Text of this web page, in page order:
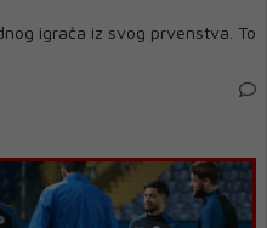
igrača iz svog prvenstva. To